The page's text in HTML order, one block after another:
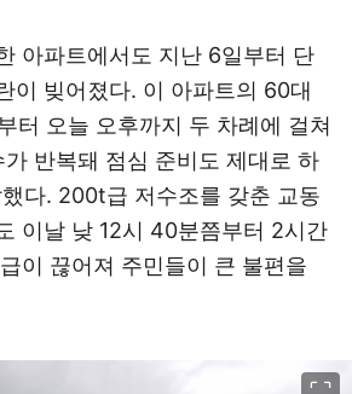
아파트에서도 지난 6일부터 단
이 빚어졌다. 이 아파트의 60대
터 오늘 오후까지 두 차례에 걸쳐
반복돼 점심 준비도 제대로 하
다. 200t급 저수조를 갖춘 교동
이날 낮 12시 40분쯤부터 2시간
이 끊어져 주민들이 큰 불편을